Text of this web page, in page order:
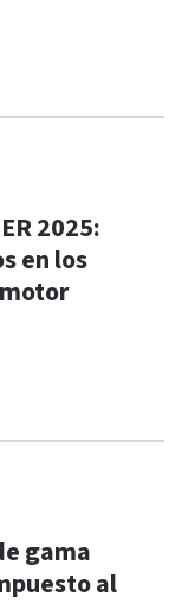
2025:
en los
gama
al